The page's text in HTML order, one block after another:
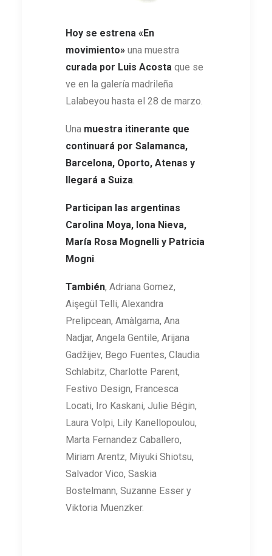
Hoy se estrena «En
movimiento» una muestra
curada por Luis Acosta que se
ve en la galería madrileña
Lalabeyou hasta el 28 de marzo.
Una muestra itinerante que
continuará por Salamanca,
Barcelona, Oporto, Atenas y
llegará a Suiza.
Participan las argentinas
Carolina Moya, Iona Nieva,
María Rosa Mognelli y Patricia
Mogni.
También, Adriana Gomez,
Aişegül Telli, Alexandra
Prelipcean, Amàlgama, Ana
Nadjar, Angela Gentile, Arijana
Gadžijev, Bego Fuentes, Claudia
Schlabitz, Charlotte Parent,
Festivo Design, Francesca
Locati, Iro Kaskani, Julie Bégin,
Laura Volpi, Lily Kanellopoulou,
Marta Fernandez Caballero,
Miriam Arentz, Miyuki Shiotsu,
Salvador Vico, Saskia
Bostelmann, Suzanne Esser y
Viktoria Muenzker.